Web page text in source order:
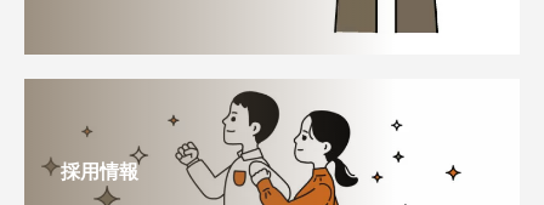
採用情報